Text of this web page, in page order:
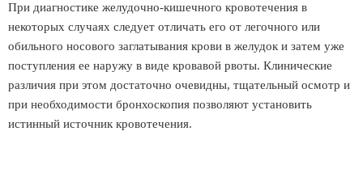
При диагностике желудочно-кишечного кровотечения в
некоторых случаях следует отличать его от легочного или
обильного носового заглатывания крови в желудок и затем уже
поступления ее наружу в виде кровавой рвоты. Клинические
различия при этом достаточно очевидны, тщательный осмотр и
при необходимости бронхоскопия позволяют установить
истинный источник кровотечения.